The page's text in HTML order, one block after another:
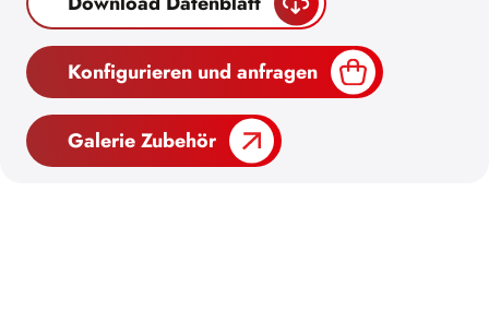
Konfigurieren und anfragen
Galerie Zubehör